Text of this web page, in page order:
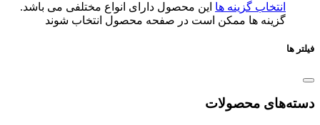
گزینه ها این محصول دارای انواع مختلفی می باشد.
ها ممکن است در صفحه محصول انتخاب شوند
محصولات